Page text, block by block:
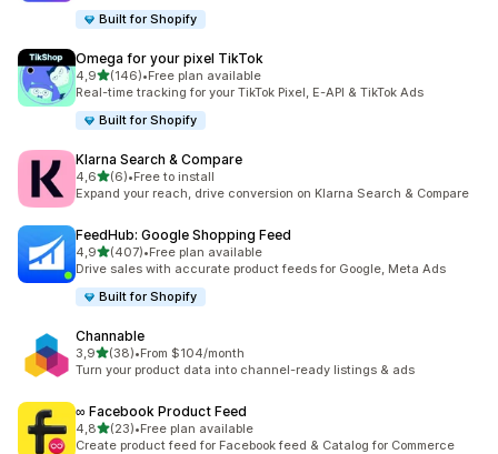
Built for Shopify
Omega for your pixel TikTok
4,9na 5 gwiazdek
(146)
Łączna liczba recenzji: 146
•Free plan available
Real-time tracking for your TikTok Pixel, E-API & TikTok Ads
Built for Shopify
Klarna Search & Compare
4,6na 5 gwiazdek
(6)
Łączna liczba recenzji: 6
•Free to install
Expand your reach, drive conversion on Klarna Search & Compare
FeedHub: Google Shopping Feed
4,9na 5 gwiazdek
(407)
Łączna liczba recenzji: 407
•Free plan available
Drive sales with accurate product feeds for Google, Meta Ads
Built for Shopify
Channable
3,9na 5 gwiazdek
(38)
Łączna liczba recenzji: 38
•From $104/month
Turn your product data into channel-ready listings & ads
∞ Facebook Product Feed
4,8na 5 gwiazdek
(23)
Łączna liczba recenzji: 23
•Free plan available
Create product feed for Facebook feed & Catalog for Commerce